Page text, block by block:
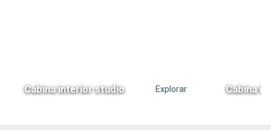
Cabina interior studio Explorar Cabina